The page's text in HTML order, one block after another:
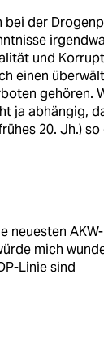
bei der
und
einen
gehören.
ja abhängig,
20. Jh.)
neuesten
mich
Linie sind